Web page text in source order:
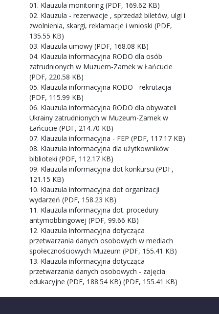
01. Klauzula monitoring (PDF, 169.62 KB)
02. Klauzula - rezerwacje , sprzedaż biletów, ulgi i
zwolnienia, skargi, reklamacje i wnioski (PDF,
135.55 KB)
03. Klauzula umowy (PDF, 168.08 KB)
04. Klauzula informacyjna RODO dla osób
zatrudnionych w Muzuem-Zamek w Łańcucie
(PDF, 220.58 KB)
05. Klauzula informacyjna RODO - rekrutacja
(PDF, 115.99 KB)
06. Klauzula informacyjna RODO dla obywateli
Ukrainy zatrudnionych w Muzeum-Zamek w
Łańcucie (PDF, 214.70 KB)
07. Klauzula informacyjna - FEP (PDF, 117.17 KB)
08. Klauzula informacyjna dla użytkowników
biblioteki (PDF, 112.17 KB)
09. Klauzula informacyjna dot konkursu (PDF,
121.15 KB)
10. Klauzula informacyjna dot organizacji
wydarzeń (PDF, 158.23 KB)
11. Klauzula informacyjna dot. procedury
antymobbingowej (PDF, 99.66 KB)
12. Klauzula informacyjna dotycząca
przetwarzania danych osobowych w mediach
społecznościowych Muzeum (PDF, 155.41 KB)
13. Klauzula informacyjna dotycząca
przetwarzania danych osobowych - zajęcia
edukacyjne (PDF, 188.54 KB) (PDF, 155.41 KB)